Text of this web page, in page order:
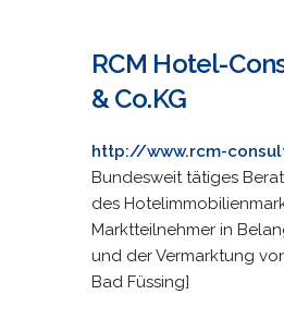
RCM Hotel-
& Co.KG
http://www.rcm-
Bundesweit tätiges
des
Marktteilnehmer in
und der Vermarktung
Bad Füssing]